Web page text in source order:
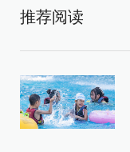
推荐阅读